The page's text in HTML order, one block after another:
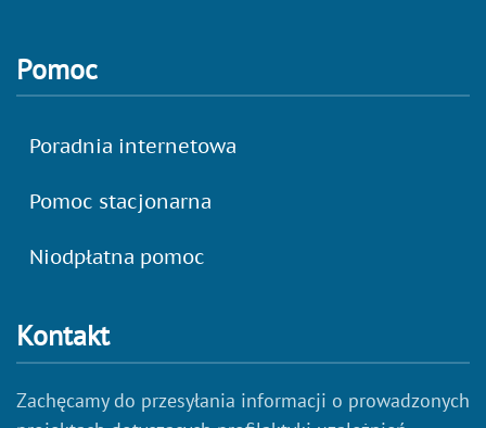
Pomoc
Poradnia internetowa
Pomoc stacjonarna
Niodpłatna pomoc
Kontakt
Zachęcamy do przesyłania informacji o prowadzonych